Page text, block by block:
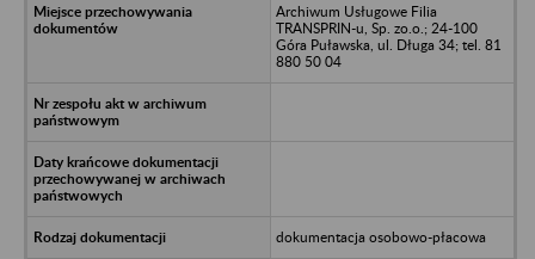
Archiwum Usługowe Filia
TRANSPRIN-u, Sp. zo.o.; 24-100
Góra Puławska, ul. Długa 34; tel. 81
880 50 04
dokumentacja osobowo-płacowa